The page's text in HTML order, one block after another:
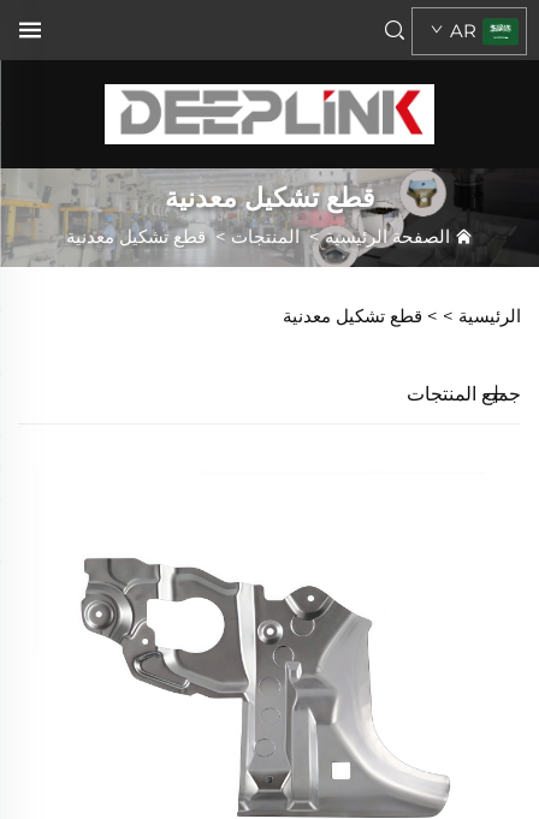
AR
قطع تشكيل معدنية
الصفحة الرئيسية>المنتجات >قطع تشكيل معدنية
الرئيسية > > قطع تشكيل معدنية
جميع المنتجات